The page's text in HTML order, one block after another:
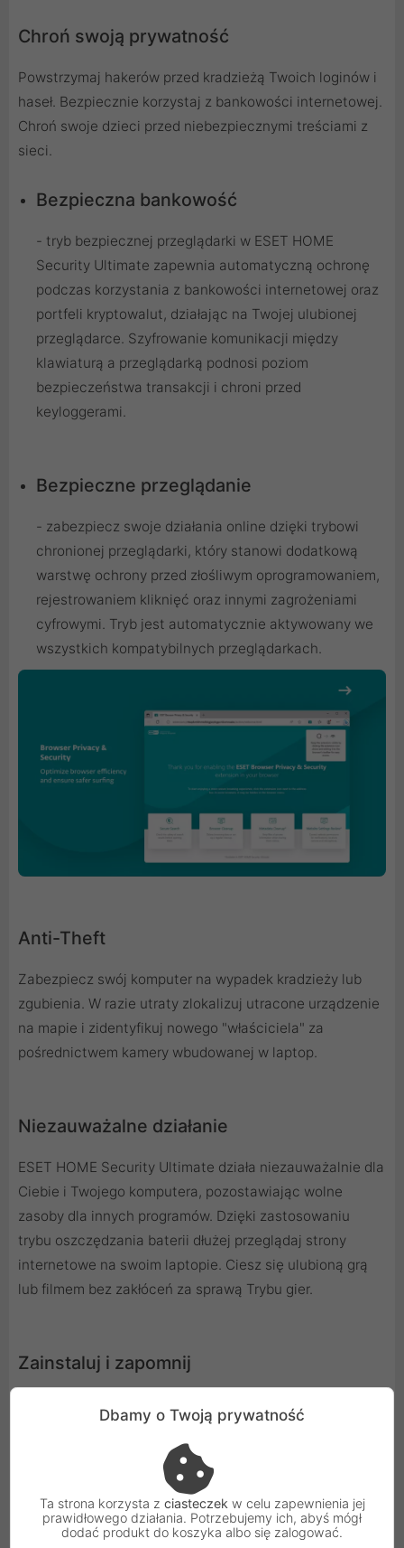
Chroń swoją prywatność
Powstrzymaj hakerów przed kradzieżą Twoich loginów i
haseł. Bezpiecznie korzystaj z bankowości internetowej.
Chroń swoje dzieci przed niebezpiecznymi treściami z
sieci.
Bezpieczna bankowość
- tryb bezpiecznej przeglądarki w ESET HOME
Security Ultimate zapewnia automatyczną ochronę
podczas korzystania z bankowości internetowej oraz
portfeli kryptowalut, działając na Twojej ulubionej
przeglądarce. Szyfrowanie komunikacji między
klawiaturą a przeglądarką podnosi poziom
bezpieczeństwa transakcji i chroni przed
keyloggerami.
Bezpieczne przeglądanie
- zabezpiecz swoje działania online dzięki trybowi
chronionej przeglądarki, który stanowi dodatkową
warstwę ochrony przed złośliwym oprogramowaniem,
rejestrowaniem kliknięć oraz innymi zagrożeniami
cyfrowymi. Tryb jest automatycznie aktywowany we
wszystkich kompatybilnych przeglądarkach.
Anti-Theft
Zabezpiecz swój komputer na wypadek kradzieży lub
zgubienia. W razie utraty zlokalizuj utracone urządzenie
na mapie i zidentyfikuj nowego "właściciela" za
pośrednictwem kamery wbudowanej w laptop.
Niezauważalne działanie
ESET HOME Security Ultimate działa niezauważalnie dla
Ciebie i Twojego komputera, pozostawiając wolne
zasoby dla innych programów. Dzięki zastosowaniu
trybu oszczędzania baterii dłużej przeglądaj strony
internetowe na swoim laptopie. Ciesz się ulubioną grą
lub filmem bez zakłóceń za sprawą Trybu gier.
Zainstaluj i zapomnij
W prosty sposób zainstaluj program na swoim
urządzeniu. Następnie skonfiguruj według własnych
wymagań i potrzeb za pomocą ponad 150
szczegółowych ustawień.
Dbamy o Twoją prywatność
Ta strona korzysta z ciasteczek w celu zapewnienia jej
prawidłowego działania. Potrzebujemy ich, abyś mógł
dodać produkt do koszyka albo się zalogować.